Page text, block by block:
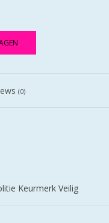
(0)
Keurmerk Veilig